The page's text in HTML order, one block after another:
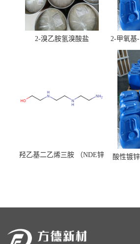
2-溴乙胺氢溴酸盐 2-甲氧基
羟乙基二乙烯三胺 （NDE锌
酸性镀